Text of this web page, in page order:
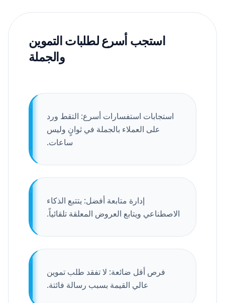
استجب أسرع لطلبات التموين
والجملة
استجابات استفسارات أسرع: التقط ورد
على العملاء بالجملة في ثوانٍ وليس
ساعات.
إدارة متابعة أفضل: يتتبع الذكاء
الاصطناعي ويتابع العروض المعلقة تلقائياً.
فرص أقل ضائعة: لا تفقد طلب تموين
عالي القيمة بسبب رسالة فائتة.